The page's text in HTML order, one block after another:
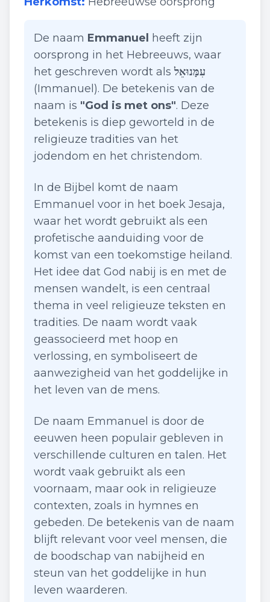
De naam Emmanuel
heeft zijn
oorsprong in het Hebreeuws, waar
het geschreven wordt alsעִמָּנוּאֵל
(Immanuel). De betekenis van de
naam is "God is met ons". Deze
betekenis is diep geworteld in de
religieuze tradities van het
jodendom en het christendom.
In de Bijbel komt de naam
Emmanuel voor in het boek Jesaja,
waar het wordt gebruikt als een
profetische aanduiding voor de
komst van een toekomstige heiland.
Het idee dat God nabij is en met de
mensen wandelt, is een centraal
thema in veel religieuze teksten en
tradities. De naam wordt vaak
geassocieerd met hoop en
verlossing, en symboliseert de
aanwezigheid van het goddelijke in
het leven van de mens.
De naam Emmanuel is door de
eeuwen heen populair gebleven in
verschillende culturen en talen. Het
wordt vaak gebruikt als een
voornaam, maar ook in religieuze
contexten, zoals in hymnes en
gebeden. De betekenis van de naam
blijft relevant voor veel mensen, die
de boodschap van nabijheid en
steun van het goddelijke in hun
leven waarderen.